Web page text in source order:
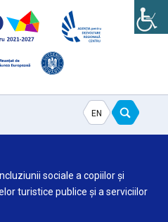
EN
sociale a copiilor și
turistice publice și a serviciilor